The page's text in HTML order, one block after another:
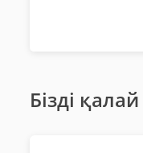
Бізді